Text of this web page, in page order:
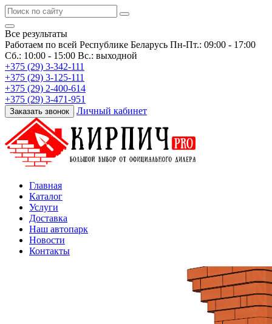
Все результаты
Работаем по всей Республике Беларусь Пн-Пт.: 09:00 - 17:00
Сб.: 10:00 - 15:00 Вс.: выходной
+375 (29) 3-342-111
+375 (29) 3-125-111
+375 (29) 2-400-614
+375 (29) 3-471-951
Заказать звонок Личный кабинет
Главная
Каталог
Услуги
Доставка
Наш автопарк
Новости
Контакты